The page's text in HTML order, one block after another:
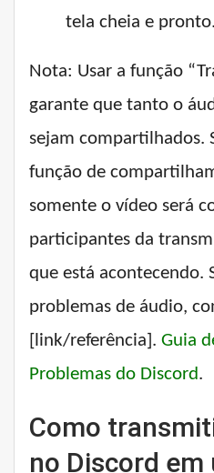
tela cheia e pronto.
Nota: Usar a função
garante que tanto o
sejam compartilhados.
função de
somente o vídeo será
participantes da
que está acontecendo.
problemas de áudio,
[link/referência]. Guia
Problemas do Discord.
Como
no Discord em